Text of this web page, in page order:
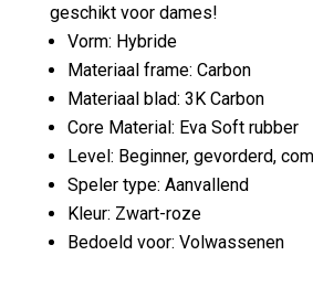
geschikt voor dames!
Vorm: Hybride
Materiaal frame: Carbon
Materiaal blad: 3K Carbon
Core Material: Eva Soft rubber
Level: Beginner, gevorderd,
Speler type: Aanvallend
Kleur: Zwart-roze
Bedoeld voor: Volwassenen